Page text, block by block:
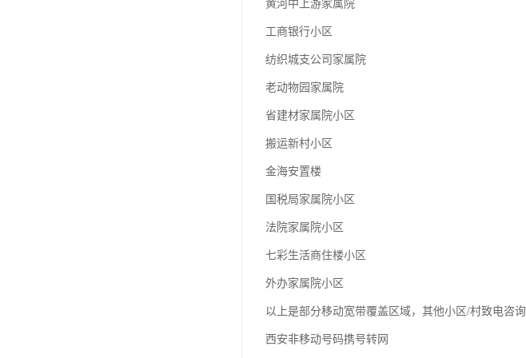
黄河中上游家属院
工商银行小区
纺织城支公司家属院
老动物园家属院
省建材家属院小区
搬运新村小区
金海安置楼
国税局家属院小区
法院家属院小区
七彩生活商住楼小区
外办家属院小区
以上是部分移动宽带覆盖区域，其他小区/村致电咨询
西安非移动号码携号转网